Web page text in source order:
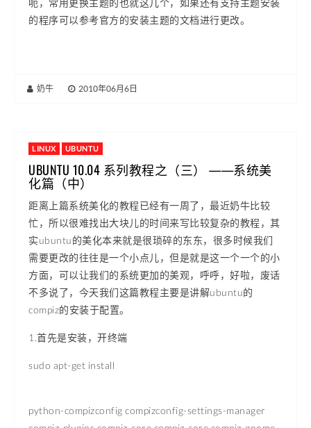
的程序可以参考官方的安装主题的文档进行更改。
奶牛 2010年06月6日
LINUX UBUNTU
UBUNTU 10.04 系列教程之（三） ——系统美
化篇（中）
距离上篇系统美化的教程已经有一周了，最近奶牛比较
忙，所以很难找出大块儿的时间来写比较复杂的教程，其
实ubuntu的美化本来就是很琐碎的东东，很多时候我们
需要更改的往往是一个小点儿，但是就是这一个一个的小
方面，可以让我们的系统更加的美观，呼呼，好啦，废话
不多说了，今天我们这篇教程主要是讲解ubuntu的
compiz的安装于配置。
1.首先是安装，开终端
sudo apt-get install
python-compizconfig compizconfig-settings-manager